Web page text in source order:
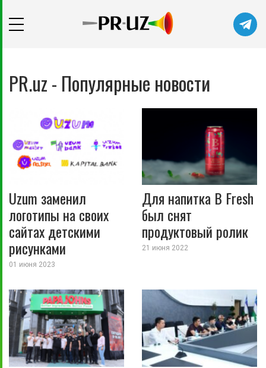
PR.uz - Популярные новости
Uzum заменил
логотипы на своих
сайтах детскими
рисунками
01 июня 2023
Для напитка B Fresh
был снят
продуктовый ролик
21 июня 2022